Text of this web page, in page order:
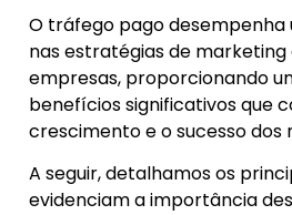
O tráfego pago
nas estratégias de marketing
empresas, proporcionando
benefícios significativos que
crescimento e o sucesso dos
A seguir, detalhamos os
evidenciam a importância